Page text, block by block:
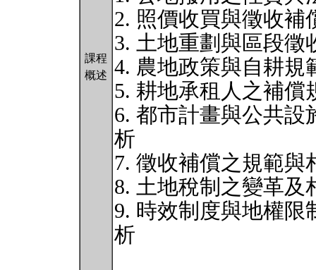
課程
概述
2. 照價收買與徵收補
3. 土地重劃與區段徵
4. 農地政策與自耕規
5. 耕地承租人之補償
6. 都市計畫與公共設
析
7. 徵收補償之規範與
8. 土地稅制之變革及
9. 時效制度與地權限
析